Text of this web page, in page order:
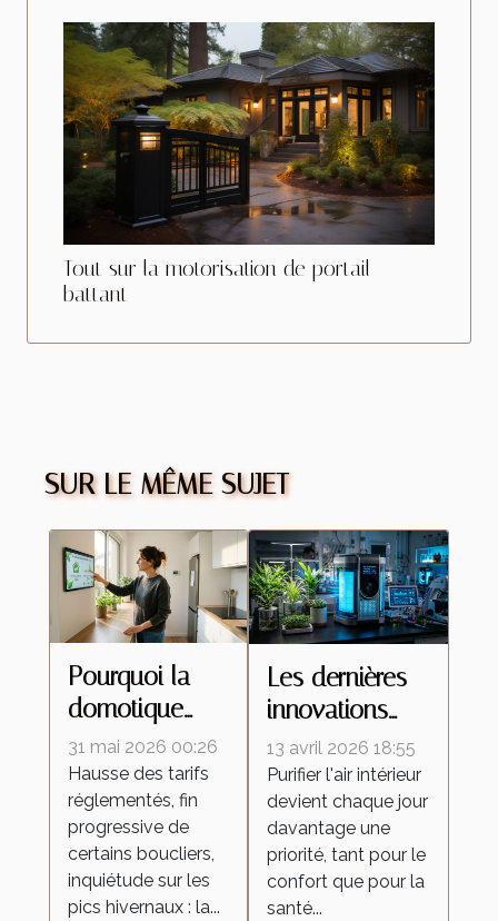
Tout sur la motorisation de portail
battant
SUR LE MÊME SUJET
Pourquoi la
domotique
révolutionne la
gestion de
l'énergie à la
maison
31 mai 2026 00:26
Hausse des tarifs
réglementés, fin
progressive de
certains boucliers,
inquiétude sur les
pics hivernaux : la...
Les dernières
innovations
technologiques
en matière de
purification
d'air
13 avril 2026 18:55
Purifier l'air intérieur
devient chaque jour
davantage une
priorité, tant pour le
confort que pour la
santé...